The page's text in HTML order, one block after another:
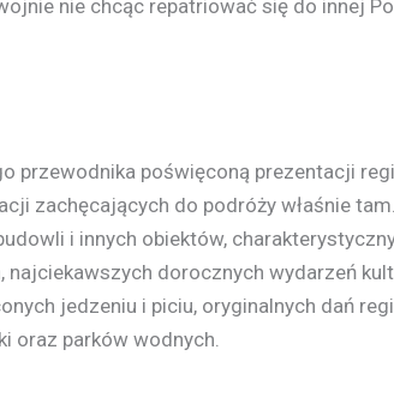
nie chcąc repatriować się do innej
przewodnika poświęconą prezentacji
zachęcających do podróży właśnie
i innych obiektów,
najciekawszych dorocznych wydarzeń
jedzeniu i piciu, oryginalnych dań
oraz parków wodnych.